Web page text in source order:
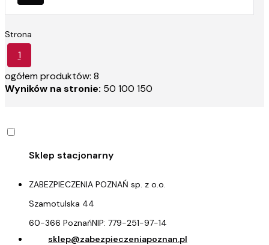
Strona
1
ogółem produktów: 8
Wyników na stronie: 50 100 150
ZABEZPIECZENIA POZNAŃ sp. z o.o.
Szamotulska 44
60-366 PoznańNIP: 779-251-97-14
sklep@zabezpieczeniapoznan.pl